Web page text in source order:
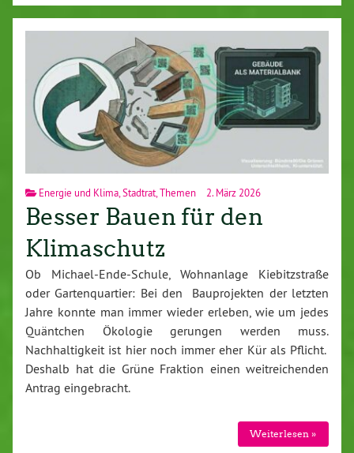
Energie und Klima Stadtrat Themen 2. März 2026
Besser Bauen für den
Klimaschutz
Ob Michael-Ende-Schule, Wohnanlage Kiebitzstraße
oder Gartenquartier: Bei den Bauprojekten der letzten
Jahre konnte man immer wieder erleben, wie um jedes
Quäntchen Ökologie gerungen werden muss.
Nachhaltigkeit ist hier noch immer eher Kür als Pflicht.
Deshalb hat die Grüne Fraktion einen weitreichenden
Antrag eingebracht.
Weiterlesen »